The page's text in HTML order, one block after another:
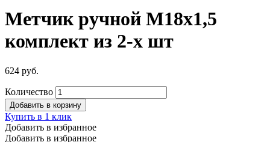
Метчик ручной М18х1,5
комплект из 2-х шт
624 руб.
Количество
Добавить в корзину
Купить в 1 клик
Добавить в избранное
Добавить в избранное